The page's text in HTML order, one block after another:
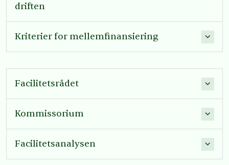
driften
Kriterier for mellemfinansiering
Facilitetsrådet
Kommissorium
Facilitetsanalysen